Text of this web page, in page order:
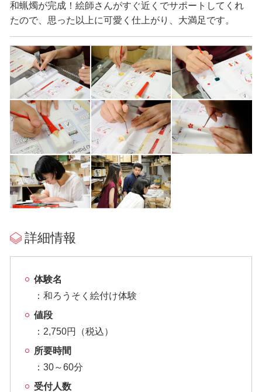
和蝋燭が完成！絵師さんがすぐ近くでサポートしてくれ
たので、思った以上に可愛く仕上がり、大満足です。
詳細情報
体験名
和ろうそく絵付け体験
値段
2,750円（税込）
所要時間
30～60分
受付人数